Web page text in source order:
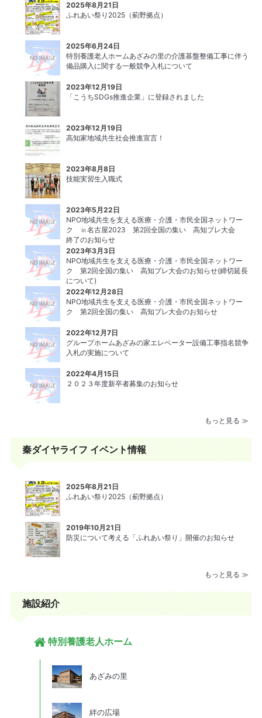
2025年8月21日
ふれあい祭り2025（薊野拠点）
2025年6月24日
特別養護老人ホームあざみの里の介護基盤整備工事に伴う
備品購入に関する一般競争入札について
2023年12月19日
「こうちSDGs推進企業」に登録されました
2023年12月19日
高知家地域共生社会推進宣言！
2023年8月8日
技能実習生入職式
2023年5月22日
NPO地域共生を支える医療・介護・市民全国ネットワー
ク ㏌名古屋2023 第2回全国の集い 高知プレ大会
終了のお知らせ
2023年3月3日
NPO地域共生を支える医療・介護・市民全国ネットワー
ク 第2回全国の集い 高知プレ大会のお知らせ(締切延長
について)
2022年12月28日
NPO地域共生を支える医療・介護・市民全国ネットワー
ク 第2回全国の集い 高知プレ大会のお知らせ
2022年12月7日
グループホームあざみの家エレベーター設備⼯事指名競争
⼊札の実施について
2022年4月15日
２０２３年度新卒者募集のお知らせ
もっと見る ≫
秦ダイヤライフ イベント情報
2025年8月21日
ふれあい祭り2025（薊野拠点）
2019年10月21日
防災について考える「ふれあい祭り」開催のお知らせ
もっと見る ≫
施設紹介
特別養護老人ホーム
あざみの里
絆の広場